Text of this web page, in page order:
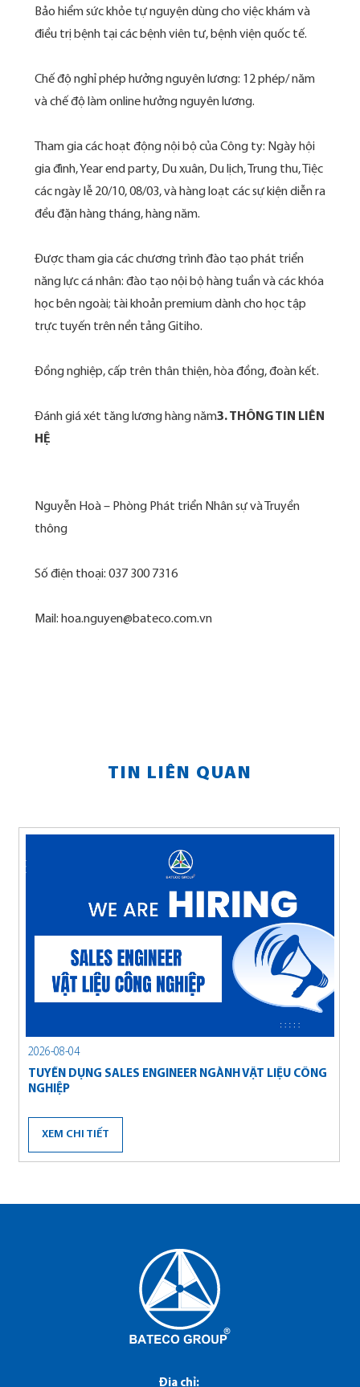
Bảo hiểm sức khỏe tự nguyện dùng cho việc khám và
điều trị bệnh tại các bệnh viên tư, bệnh viện quốc tế.
Chế độ nghỉ phép hưởng nguyên lương: 12 phép/ năm
và chế độ làm online hưởng nguyên lương.
Tham gia các hoạt động nội bộ của Công ty: Ngày hội
gia đình, Year end party, Du xuân, Du lịch, Trung thu, Tiệc
các ngày lễ 20/10, 08/03, và hàng loạt các sự kiện diễn ra
đều đặn hàng tháng, hàng năm.
Được tham gia các chương trình đào tạo phát triển
năng lực cá nhân: đào tạo nội bộ hàng tuần và các khóa
học bên ngoài; tài khoản premium dành cho học tập
trực tuyến trên nền tảng Gitiho.
Đồng nghiệp, cấp trên thân thiện, hòa đồng, đoàn kết.
Đánh giá xét tăng lương hàng năm3. THÔNG TIN LIÊN
HỆ
Nguyễn Hoà – Phòng Phát triển Nhân sự và Truyền
thông
Số điện thoại: 037 300 7316
Mail: hoa.nguyen@bateco.com.vn
TIN LIÊN QUAN
2026-08-04
TUYỂN DỤNG SALES ENGINEER NGÀNH VẬT LIỆU CÔNG
NGHIỆP
XEM CHI TIẾT
Địa chỉ: